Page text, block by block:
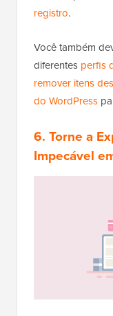
registro.
Você também
diferentes perfis
remover itens
do WordPress
6. Torne a
Impecável